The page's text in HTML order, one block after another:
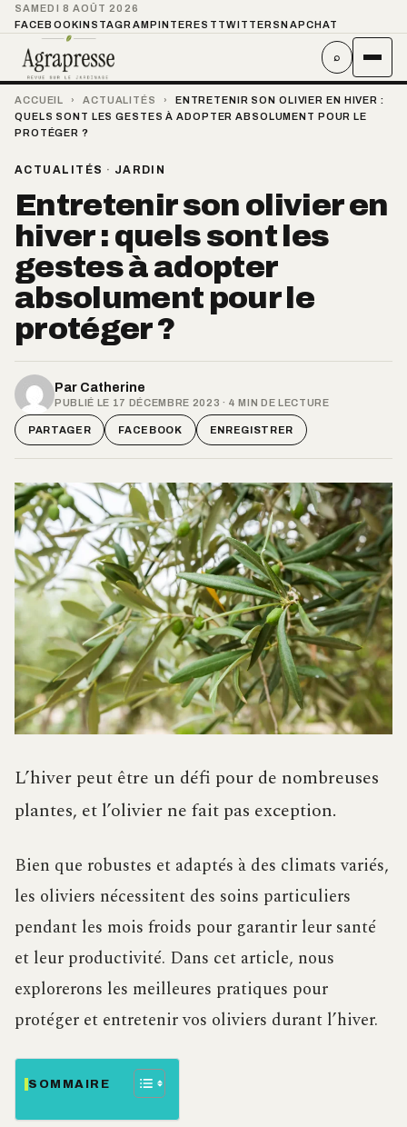
SAMEDI 8 AOÛT 2026
FACEBOOKINSTAGRAMPINTEREST TWITTER SNAPCHAT
⌕
ACCUEIL › ACTUALITÉS ›
ENTRETENIR SON OLIVIER EN HIVER :
QUELS SONT LES GESTES À ADOPTER ABSOLUMENT POUR LE
PROTÉGER ?
ACTUALITÉS · JARDIN
Entretenir son olivier en
hiver : quels sont les
gestes à adopter
absolument pour le
protéger ?
Par Catherine
PUBLIÉ LE 17 DÉCEMBRE 2023 · 4 MIN DE LECTURE
PARTAGER FACEBOOK ENREGISTRER
L’hiver peut être un défi pour de nombreuses
plantes, et l’olivier ne fait pas exception.
Bien que robustes et adaptés à des climats variés,
les oliviers nécessitent des soins particuliers
pendant les mois froids pour garantir leur santé
et leur productivité. Dans cet article, nous
explorerons les meilleures pratiques pour
protéger et entretenir vos oliviers durant l’hiver.
SOMMAIRE